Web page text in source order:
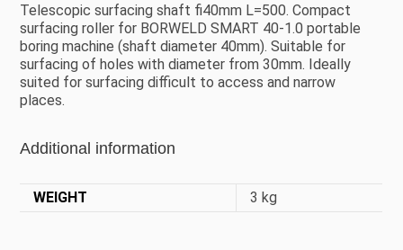
Telescopic surfacing shaft fi40mm L=500. Compact
surfacing roller for BORWELD SMART 40-1.0 portable
boring machine (shaft diameter 40mm). Suitable for
surfacing of holes with diameter from 30mm. Ideally
suited for surfacing difficult to access and narrow
places.
Additional information
WEIGHT 3 kg